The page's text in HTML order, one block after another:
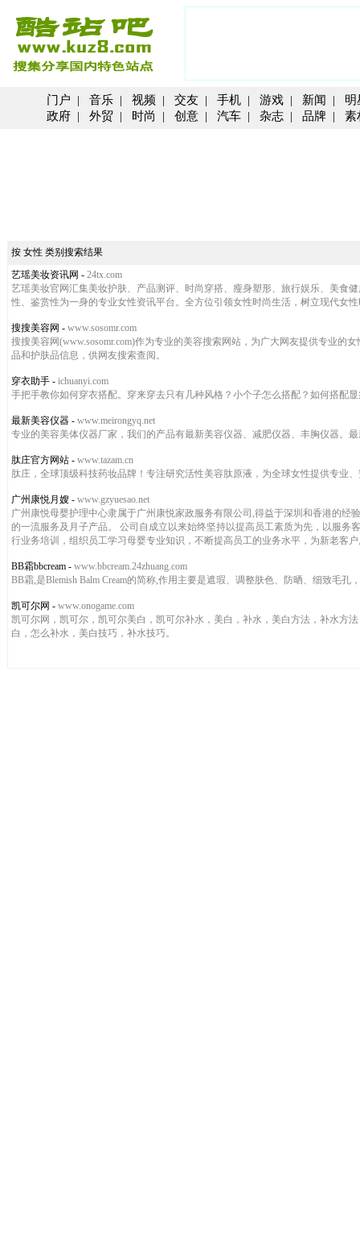
门户 | 音乐 | 视频 | 交友 | 手机 | 游戏 | 新闻 | 明
政府 | 外贸 | 时尚 | 创意 | 汽车 | 杂志 | 品牌 | 素
按 女性 类别搜索结果
艺瑶美妆资讯网 - 24tx.com
艺瑶美妆官网汇集美妆护肤、产品测评、时尚穿搭、瘦身塑形、旅行娱乐、美食
性、鉴赏性为一身的专业女性资讯平台。全方位引领女性时尚生活，树立现代女
搜搜美容网 - www.sosomr.com
搜搜美容网(www.sosomr.com)作为专业的美容搜索网站，为广大网友提供专业
品和护肤品信息，供网友搜索查阅。
穿衣助手 - ichuanyi.com
手把手教你如何穿衣搭配。穿来穿去只有几种风格？小个子怎么搭配？如何搭配
最新美容仪器 - www.meirongyq.net
专业的美容美体仪器厂家，我们的产品有最新美容仪器、减肥仪器、丰胸仪器。
肽庄官方网站 - www.tazam.cn
肽庄，全球顶级科技药妆品牌！专注研究活性美容肽原液，为全球女性提供专业
广州康悦月嫂 - www.gzyuesao.net
广州康悦母婴护理中心隶属于广州康悦家政服务有限公司,得益于深圳和香港的
的一流服务及月子产品。 公司自成立以来始终坚持以提高员工素质为先，以服
行业务培训，组织员工学习母婴专业知识，不断提高员工的业务水平，为新老客户
BB霜bbcream - www.bbcream.24zhuang.com
BB霜,是Blemish Balm Cream的简称,作用主要是遮瑕、调整肤色、防晒、细致毛孔
凯可尔网 - www.onogame.com
凯可尔网，凯可尔，凯可尔美白，凯可尔补水，美白，补水，美白方法，补水方
白，怎么补水，美白技巧，补水技巧。